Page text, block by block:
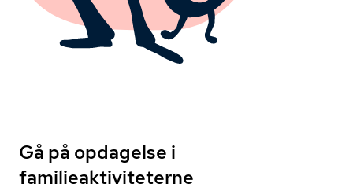
Gå på opdagelse i
familieaktiviteterne